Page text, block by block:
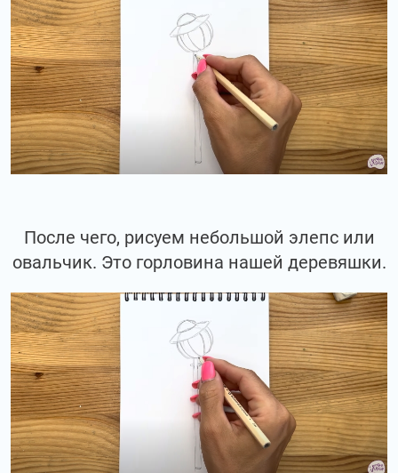
После чего, рисуем небольшой элепс или
овальчик. Это горловина нашей деревяшки.